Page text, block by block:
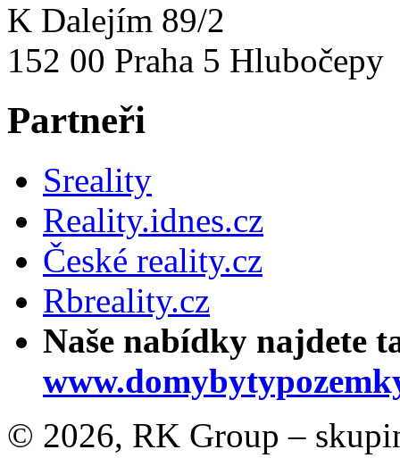
K Dalejím 89/2
152 00 Praha 5 Hlubočepy
Partneři
Sreality
Reality.idnes.cz
České reality.cz
Rbreality.cz
Naše nabídky najdete
© 2026, RK Group –